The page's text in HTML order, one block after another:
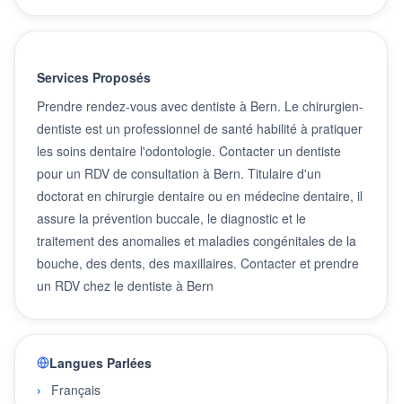
Services Proposés
Prendre rendez-vous avec dentiste à Bern. Le chirurgien-
dentiste est un professionnel de santé habilité à pratiquer
les soins dentaire l'odontologie. Contacter un dentiste
pour un RDV de consultation à Bern. Titulaire d'un
doctorat en chirurgie dentaire ou en médecine dentaire, il
assure la prévention buccale, le diagnostic et le
traitement des anomalies et maladies congénitales de la
bouche, des dents, des maxillaires. Contacter et prendre
un RDV chez le dentiste à Bern
Langues Parlées
Français